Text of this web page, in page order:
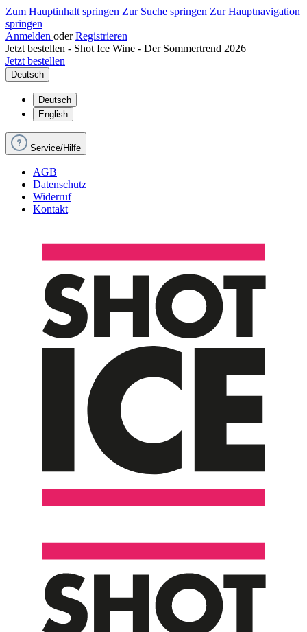
Zum Hauptinhalt springen Zur Suche springen Zur Hauptnavigation
springen
Anmelden oder Registrieren
Jetzt bestellen - Shot Ice Wine - Der Sommertrend 2026
Jetzt bestellen
Deutsch
Deutsch
English
Service/Hilfe
AGB
Datenschutz
Widerruf
Kontakt